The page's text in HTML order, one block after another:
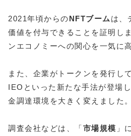
2021年頃からのNFTブーム は、
価値を付与できることを証明し
ンエコノミーへの関心を一気に
また、企業がトークンを発行し
IEOといった新たな手法が登場
金調達環境を大きく変えました。
調査会社などは、「市場規模 」